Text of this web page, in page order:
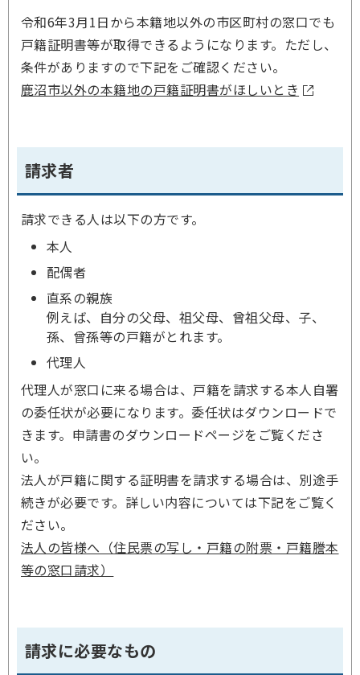
令和6年3月1日から本籍地以外の市区町村の窓口でも
戸籍証明書等が取得できるようになります。ただし、
条件がありますので下記をご確認ください。
鹿沼市以外の本籍地の戸籍証明書がほしいとき
請求者
請求できる人は以下の方です。
本人
配偶者
直系の親族
例えば、自分の父母、祖父母、曾祖父母、子、
孫、曾孫等の戸籍がとれます。
代理人
代理人が窓口に来る場合は、戸籍を請求する本人自署
の委任状が必要になります。委任状はダウンロードで
きます。申請書のダウンロードページをご覧くださ
い。
法人が戸籍に関する証明書を請求する場合は、別途手
続きが必要です。詳しい内容については下記をご覧く
ださい。
法人の皆様へ（住民票の写し・戸籍の附票・戸籍謄本
等の窓口請求）
請求に必要なもの